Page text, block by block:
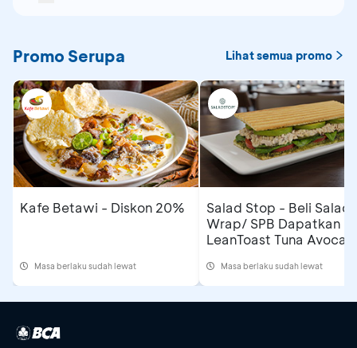
Promo Serupa Lihat semua promo
Kafe Betawi - Diskon 20%
Masa berlaku sudah lewat
Salad Stop - Beli Salad/
Wrap/ SPB Dapatkan
LeanToast Tuna
Masa berlaku sudah lewat